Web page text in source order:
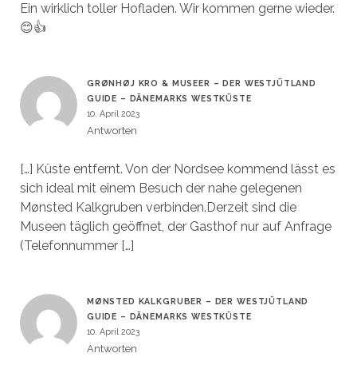
Ein wirklich toller Hofladen. Wir kommen gerne wieder.
😊👍
GRØNHØJ KRO & MUSEER – DER WESTJÜTLAND
GUIDE – DÄNEMARKS WESTKÜSTE
10. April 2023
Antworten
[…] Küste entfernt. Von der Nordsee kommend lässt es
sich ideal mit einem Besuch der nahe gelegenen
Mønsted Kalkgruben verbinden.Derzeit sind die
Museen täglich geöffnet, der Gasthof nur auf Anfrage
(Telefonnummer […]
MØNSTED KALKGRUBER – DER WESTJÜTLAND
GUIDE – DÄNEMARKS WESTKÜSTE
10. April 2023
Antworten